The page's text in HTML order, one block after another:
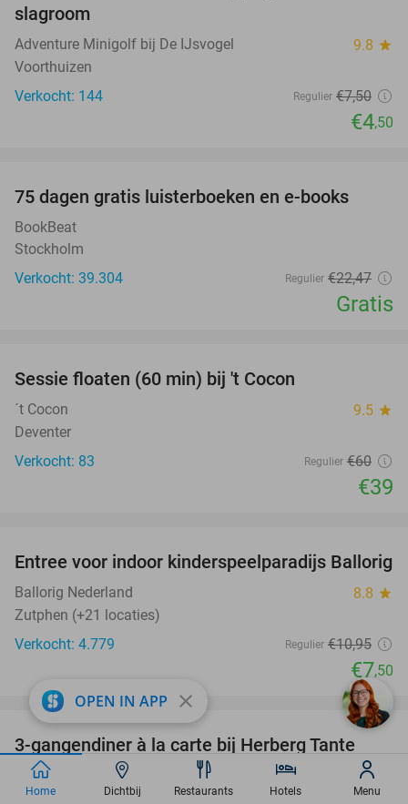
slagroom
Adventure Minigolf bij De IJsvogel 9.8 star
Voorthuizen
Verkocht: 144
Regulier €7,50
€4,50
75 dagen gratis luisterboeken en e-books
BookBeat
Stockholm
Verkocht: 39.304
Regulier €22,47
Gratis
Sessie floaten (60 min) bij 't Cocon
´t Cocon 9.5 star
Deventer
Verkocht: 83
Regulier €60
€39
32%
Entree voor indoor kinderspeelparadijs Ballorig
Ballorig Nederland 8.8 star
Zutphen (+21 locaties)
Verkocht: 4.779
Regulier €10,95
€7,50
52%
favorite_border
3-gangendiner à la carte bij Herberg Tante
Sjaan
OPEN IN APP close
Home Dichtbij Restaurants Hotels Menu